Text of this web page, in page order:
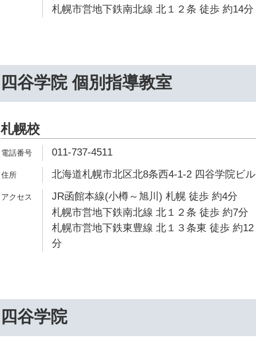
札幌市営地下鉄南北線 北１２条 徒歩 約14分
四谷学院 個別指導教室
札幌校
011-737-4511
北海道札幌市北区北8条西4-1-2 四谷学院ビル
JR函館本線(小樽～旭川) 札幌 徒歩 約4分
札幌市営地下鉄南北線 北１２条 徒歩 約7分
札幌市営地下鉄東豊線 北１３条東 徒歩 約12
分
四谷学院